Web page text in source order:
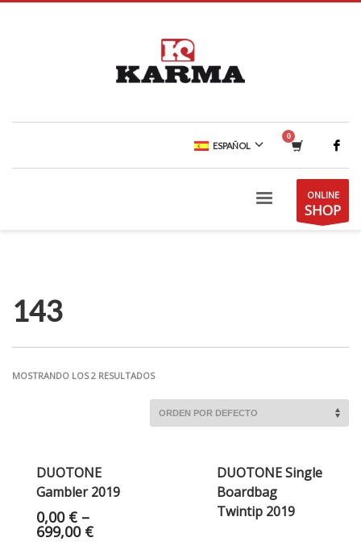
ESPAÑOL
ONLINE
SHOP
143
MOSTRANDO LOS 2 RESULTADOS
DUOTONE
Gambler 2019
0,00 € –
699,00 €
DUOTONE Single
Boardbag
Twintip 2019